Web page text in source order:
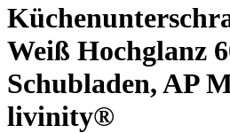
Weiß Hochglanz
Schubladen, AP
livinity®